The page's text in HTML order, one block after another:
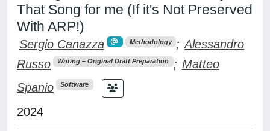
That Song for me (If it's Not Preserved
With ARP!)
Sergio Canazza Methodology ; Alessandro
Russo
Writing – Original Draft Preparation ; Matteo
Spanio
Software
2024